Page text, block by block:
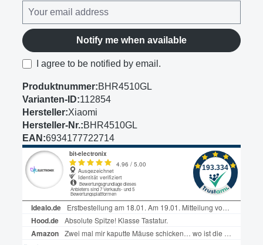
Notify me when available
I agree to be notified by email.
Produktnummer:BHR4510GL
Varianten-ID:112854
Hersteller:Xiaomi
Hersteller-Nr.:BHR4510GL
EAN:6934177722714